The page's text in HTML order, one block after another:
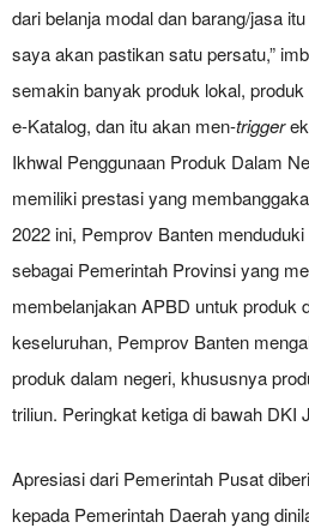
dari belanja modal dan barang/jasa
saya akan pastikan satu persatu,”
semakin banyak produk lokal,
e-Katalog, dan itu akan men-trigger
Ikhwal Penggunaan Produk Dalam
memiliki prestasi yang
2022 ini, Pemprov Banten
sebagai Pemerintah Provinsi yang
membelanjakan APBD untuk produk
keseluruhan, Pemprov Banten
produk dalam negeri, khususnya
triliun. Peringkat ketiga di bawah DKI
Apresiasi dari Pemerintah Pusat
kepada Pemerintah Daerah yang